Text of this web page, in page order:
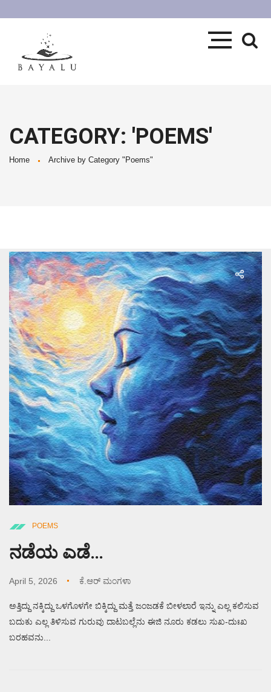
CATEGORY: 'POEMS'
Home Archive by Category "Poems"
POEMS
ನಡೆಯ ಎಡೆ…
April 5, 2026 ಕೆ.ಆರ್ ಮಂಗಳಾ
ಅತ್ತಿದ್ದು ನಕ್ಕಿದ್ದು ಒಳಗೊಳಗೇ ಬಿಕ್ಕಿದ್ದು ಮತ್ತೆ ಜಂಜಡಕೆ ಬೀಳಲಾರೆ ಇನ್ನು ಎಲ್ಲ ಕಲಿಸುವ
ಬದುಕು ಎಲ್ಲ ತಿಳಿಸುವ ಗುರುವು ದಾಟಬಲ್ಲೆನು ಈಜಿ ನೂರು ಕಡಲು ಸುಖ-ದುಃಖ
ಬರಹವನು...